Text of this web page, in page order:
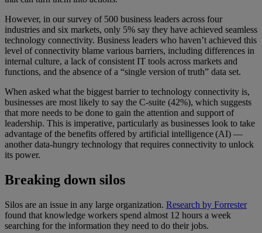
However, in our survey of 500 business leaders across four
industries and six markets, only 5% say they have achieved seamless
technology connectivity. Business leaders who haven’t achieved this
level of connectivity blame various barriers, including differences in
internal culture, a lack of consistent IT tools across markets and
functions, and the absence of a “single version of truth” data set.
When asked what the biggest barrier to technology connectivity is,
businesses are most likely to say the C-suite (42%), which suggests
that more needs to be done to gain the attention and support of
leadership. This is imperative, particularly as businesses look to take
advantage of the benefits offered by artificial intelligence (AI) —
another data-hungry technology that requires connectivity to unlock
its power.
Breaking down silos
Silos are an issue in any large organization. Research by Forrester
found that knowledge workers spend almost 12 hours a week
searching for the information they need to do their jobs.